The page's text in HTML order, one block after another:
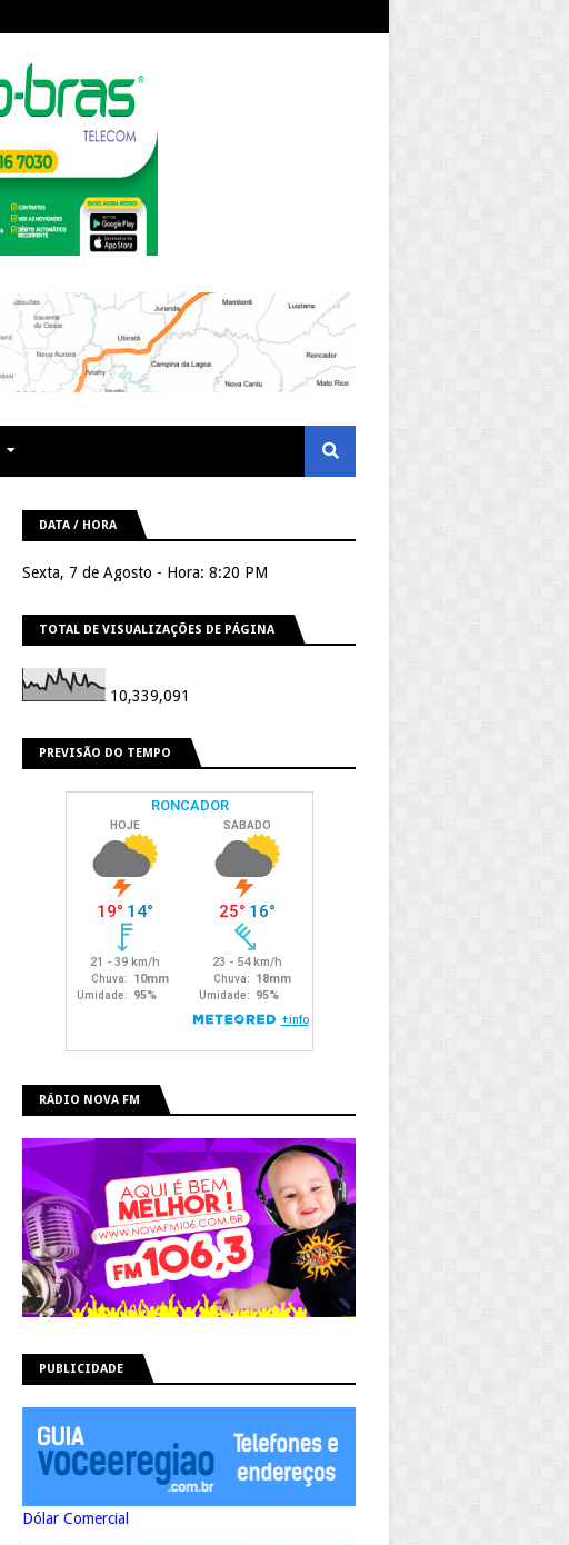
DATA / HORA
Sexta, 7 de Agosto - Hora: 8:20 PM
TOTAL DE VISUALIZAÇÕES DE PÁGINA
10,339,091
PREVISÃO DO TEMPO
RÁDIO NOVA FM
PUBLICIDADE
Dólar Comercial